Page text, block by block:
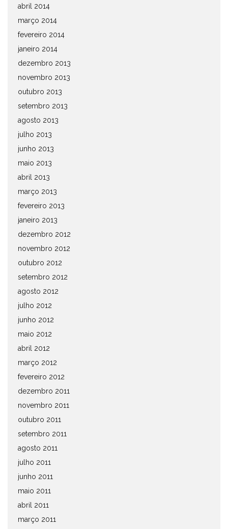
abril 2014
março 2014
fevereiro 2014
janeiro 2014
dezembro 2013
novembro 2013
outubro 2013
setembro 2013
agosto 2013
julho 2013
junho 2013
maio 2013
abril 2013
março 2013
fevereiro 2013
janeiro 2013
dezembro 2012
novembro 2012
outubro 2012
setembro 2012
agosto 2012
julho 2012
junho 2012
maio 2012
abril 2012
março 2012
fevereiro 2012
dezembro 2011
novembro 2011
outubro 2011
setembro 2011
agosto 2011
julho 2011
junho 2011
maio 2011
abril 2011
março 2011